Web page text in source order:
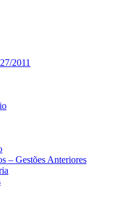
2011
– Gestões Anteriores